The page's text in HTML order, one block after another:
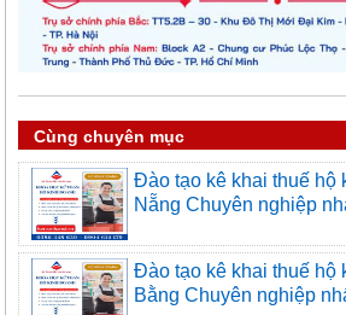
Cùng chuyên mục
Đào tạo kê khai thuế hộ
Nẵng Chuyên nghiệp
Đào tạo kê khai thuế hộ
Bằng Chuyên nghiệp